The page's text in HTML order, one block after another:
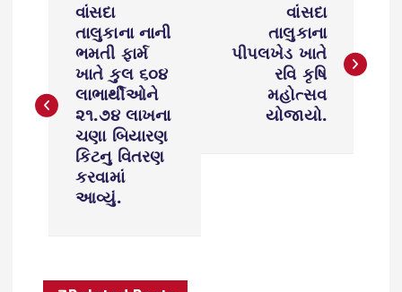
s
t
વાંસદા
તાલુકાના નાની
ભમતી ફાર્મ
ખાતે કુલ ૬૦૪
લાભાર્થીઓને
૨૧.૭૪ લાખના
ચણા બિયારણ
કિટનુ વિતરણ
કરવામાં
આવ્યું.
વાંસદા
તાલુકાના
પીપલખેડ ખાતે
રવિ કૃષિ
મહોત્સવ
યોજાયો.